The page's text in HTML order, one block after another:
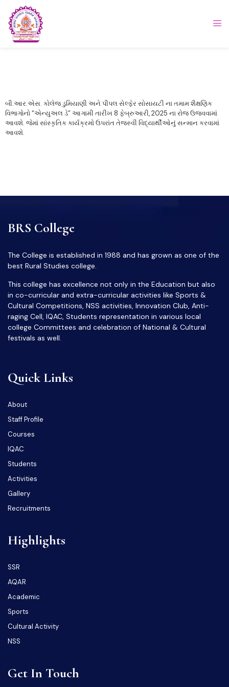
બી.આર.એસ. કોલેજ ડુમિયાણી અને પીપલ સેલ્ફેર સોસાયટી ના તમામ શૈક્ષણિક
વિભાગોનો “એન્યુઅલ ડે” આગામી તારીખ 8 ફેબ્રુઆરી, 2025 ના રોજ ઉજવવામાં
આવશે. જેમાં સાંસ્કૃતિક કાર્યક્રમો ઉપરાંત તેજસ્વી વિદ્યાર્થીઓનું સન્માન કરવામાં
આવશે.
BRS College
The College is established in 1988 and has grown as one of the
best Rural Studies college.
This college has excellence not only in the Education but also
in co-curricular and extra-curricular activities like Sports &
Cultural Competitions, NSS activities, Innovation Club, Anti-
raging Cell, IQAC, Students representation in various local
college Committees and celebration of National & Cultural
festivals as well.
Quick Links
About
Staff Profile
Courses
IQAC
Students
Activities
Gallery
Recruitments
Highlights
SSR
AQAR
Academic
Sports
Cultural Activity
NSS
Get In Touch